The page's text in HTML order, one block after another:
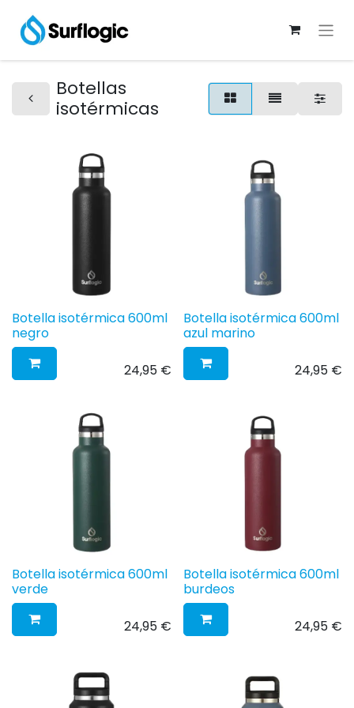
Botellas
isotérmicas
Botella isotérmica 600ml
negro
24,95€
Botella isotérmica 600ml
azul marino
24,95 €
Botella isotérmica 600ml
verde
24,95€
Botella isotérmica 600ml
burdeos
24,95 €